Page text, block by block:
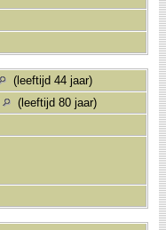
(leeftijd 44 jaar)
(leeftijd 80 jaar)